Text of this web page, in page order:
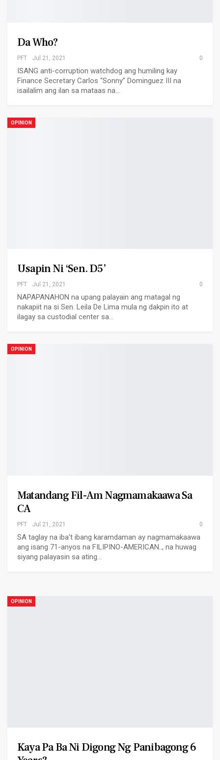
Da Who?
PFT Jul 21, 2021 0
ISANG anti-corruption watchdog ang humiling kay
Finance Secretary Carlos “Sonny” Dominguez III na
isailalim ang ilan sa mataas na…
OPINION
Usapin Ni ‘Sen. D5’
PFT Jul 21, 2021 0
NAPAPANAHON na upang palayain ang matagal ng
nakapiit na si Sen. Leila De Lima mula ng dakpin ito at
ilagay sa custodial center sa…
OPINION
Matandang Fil-Am Nagmamakaawa Sa
CA
PFT Jul 21, 2021 0
SA taglay na iba't ibang karamdaman ay nagmamakaawa
ang isang 71-anyos na FILIPINO-AMERICAN.., na huwag
siyang palayasin sa ating…
OPINION
Kaya Pa Ba Ni Digong Ng Panibagong 6